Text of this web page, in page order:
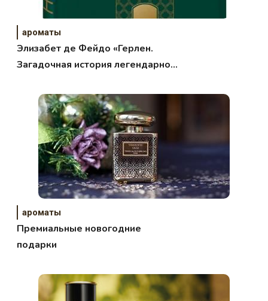
ароматы
Элизабет де Фейдо «Герлен.
Загадочная история легендарной
ароматы
Премиальные новогодние
подарки